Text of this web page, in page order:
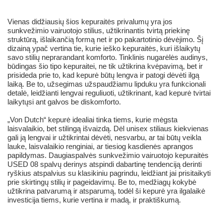
Vienas didžiausių šios kepuraitės privalumų yra jos
sunkvežimio vairuotojo stilius, užtikrinantis tvirtą priekinę
struktūrą, išlaikančią formą net ir po pakartotinio dėvėjimo. Šį
dizainą ypač vertina tie, kurie ieško kepuraitės, kuri išlaikytų
savo stilių neprarandant komforto. Tinklinis nugarėlės audinys,
būdingas šio tipo kepuraitei, ne tik užtikrina kvėpavimą, bet ir
prisideda prie to, kad kepurė būtų lengva ir patogi dėvėti ilgą
laiką. Be to, užsegimas užspaudžiamu lipduku yra funkcionali
detalė, leidžianti lengvai reguliuoti, užtikrinant, kad kepurė tvirtai
laikytųsi ant galvos be diskomforto.
„Von Dutch“ kepurė idealiai tinka tiems, kurie mėgsta
laisvalaikio, bet stilingą išvaizdą. Dėl unisex stiliaus kiekvienas
gali ją lengvai ir užtikrintai dėvėti, nesvarbu, ar tai būtų veikla
lauke, laisvalaikio renginiai, ar tiesiog kasdienės aprangos
papildymas. Daugiaspalvės sunkvežimio vairuotojo kepuraitės
USED 08 spalvų derinys atspindi dabartinę tendenciją derinti
ryškius atspalvius su klasikiniu pagrindu, leidžiant jai prisitaikyti
prie skirtingų stilių ir pageidavimų. Be to, medžiagų kokybė
užtikrina patvarumą ir atsparumą, todėl ši kepurė yra ilgalaikė
investicija tiems, kurie vertina ir madą, ir praktiškumą.